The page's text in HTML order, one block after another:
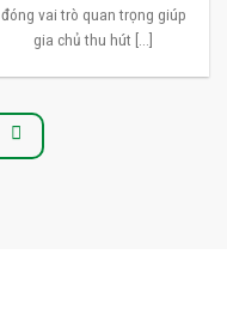
đóng vai trò quan trọng giúp
gia chủ thu hút [...]